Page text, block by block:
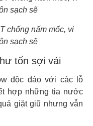
chống nấm mốc, vi
sạch sẽ
tổn sợi vải
độc đáo với các lỗ
hợp những tia nước
giặt giũ nhưng vẫn